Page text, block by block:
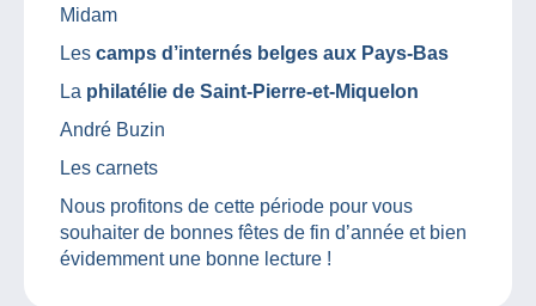
Midam
Les camps d’internés belges aux Pays-Bas
La philatélie de Saint-Pierre-et-Miquelon
André Buzin
Les carnets
Nous profitons de cette période pour vous
souhaiter de bonnes fêtes de fin d’année et bien
évidemment une bonne lecture !